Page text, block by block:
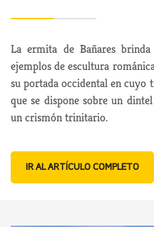
La ermita de Bañares
ejemplos de escultura
su portada occidental en cuyo
que se dispone sobre un
un crismón trinitario.
IR AL ARTÍCULO COMPLETO